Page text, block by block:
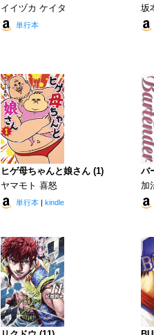
イイヅカ ケイタ
単行本
坂
ヒゲ母ちゃんと娘さん (1)
ヤマモト 喜怒
単行本 kindle
バ
加